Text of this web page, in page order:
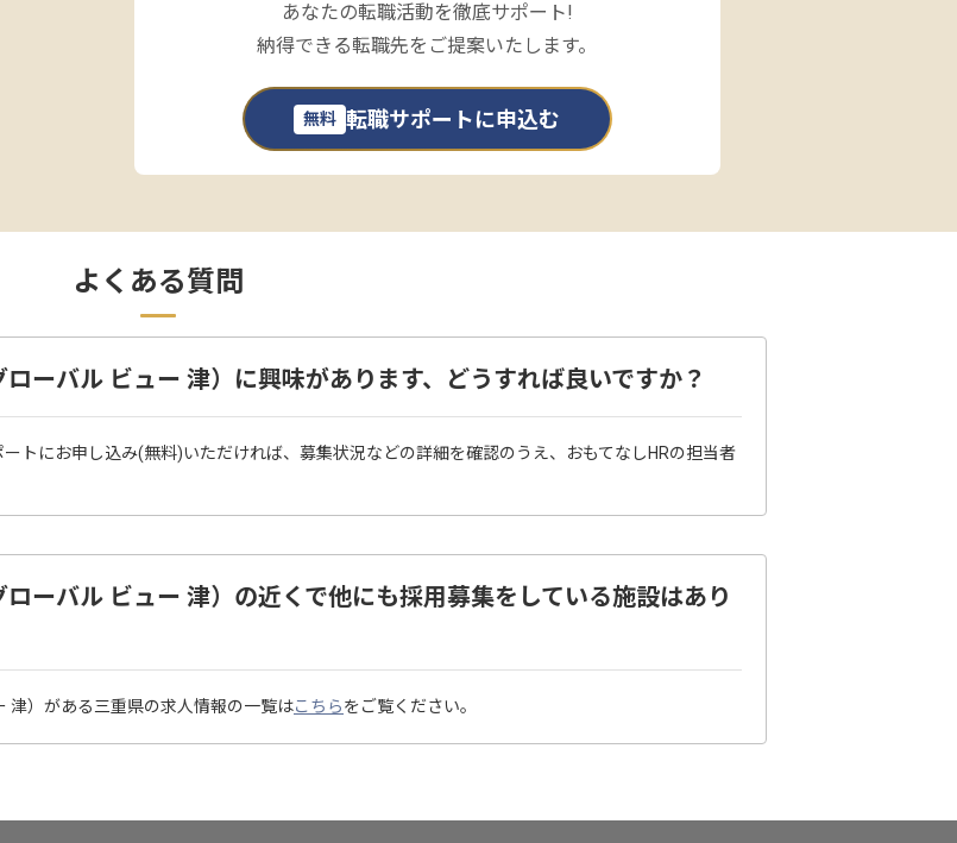
あなたの転職活動を徹底サポート!
納得できる転職先をご提案いたします。
無料 転職サポートに申込む
よくある質問
ローバル ビュー 津）に興味があります、どうすれば良いですか？
トにお申し込み(無料)いただければ、募集状況などの詳細を確認のうえ、おもてなしHRの担当者
ローバル ビュー 津）の近くで他にも採用募集をしている施設はあり
津）がある三重県の求人情報の一覧はこちらをご覧ください。